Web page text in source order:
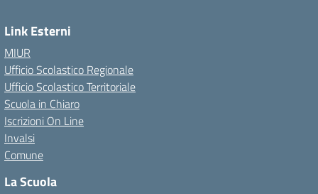
Link Esterni
MIUR
Ufficio Scolastico Regionale
Ufficio Scolastico Territoriale
Scuola in Chiaro
Iscrizioni On Line
Invalsi
Comune
La Scuola